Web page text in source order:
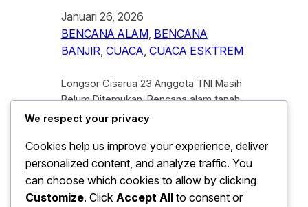
Januari 26, 2026
BENCANA ALAM, BENCANA
BANJIR, CUACA, CUACA ESKTREM
Longsor Cisarua 23 Anggota TNI Masih
Belum Ditemukan. Bencana alam tanah
longsor yang melanda kawasan
telah menyisakan duka mendalam bagi
institusi militer Indonesia. Hingga hari ini,
di laporkan bahwa sebanyak 23
anggota TNI dinyatakan masih hilang
We respect your privacy
Cookies help us improve your experience, deliver
personalized content, and analyze traffic. You
can choose which cookies to allow by clicking
Customize. Click Accept All to consent or